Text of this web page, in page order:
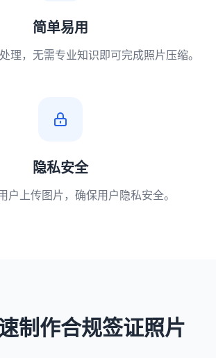
简单易用
理，无需专业知识即可完成照片压缩。
隐私安全
户上传图片，确保用户隐私安全。
制作合规签证照片